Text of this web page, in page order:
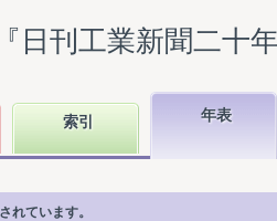
日刊工業新聞二十
索引 年表
れています。